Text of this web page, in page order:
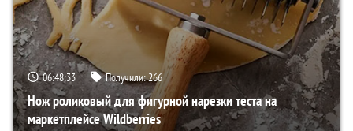
06:48:31 Получили:266
Нож роликовый для фигурной нарезки теста на
маркетплейсе Wildberries